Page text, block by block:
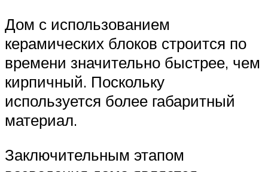
Дом с использованием
керамических блоков строится по
времени значительно быстрее, чем
кирпичный. Поскольку
используется более габаритный
материал.
Заключительным этапом